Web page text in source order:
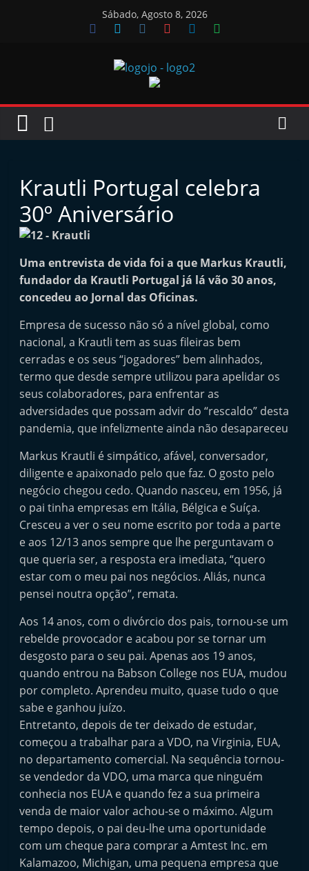
Sábado, Agosto 8, 2026
Jornal
Oficinas
o
n
a
l
i
n
d
e
p
e
n
d
e
n
t
e
d
A
t
e
m
a
r
k
e
t
A
t
o
Krautli Portugal celebra
30º Aniversário
Uma entrevista de vida foi a que Markus Krautli,
fundador da Krautli Portugal já lá vão 30 anos,
concedeu ao Jornal das Oficinas.
Empresa de sucesso não só a nível global, como
nacional, a Krautli tem as suas fileiras bem
cerradas e os seus “jogadores” bem alinhados,
termo que desde sempre utilizou para apelidar os
seus colaboradores, para enfrentar as
adversidades que possam advir do “rescaldo” desta
pandemia, que infelizmente ainda não desapareceu
Markus Krautli é simpático, afável, conversador,
diligente e apaixonado pelo que faz. O gosto pelo
negócio chegou cedo. Quando nasceu, em 1956, já
o pai tinha empresas em Itália, Bélgica e Suíça.
Cresceu a ver o seu nome escrito por toda a parte
e aos 12/13 anos sempre que lhe perguntavam o
que queria ser, a resposta era imediata, “quero
estar com o meu pai nos negócios. Aliás, nunca
pensei noutra opção”, remata.
Aos 14 anos, com o divórcio dos pais, tornou-se um
rebelde provocador e acabou por se tornar um
desgosto para o seu pai. Apenas aos 19 anos,
quando entrou na Babson College nos EUA, mudou
por completo. Aprendeu muito, quase tudo o que
sabe e ganhou juízo.
Entretanto, depois de ter deixado de estudar,
começou a trabalhar para a VDO, na Virginia, EUA,
no departamento comercial. Na sequência tornou-
se vendedor da VDO, uma marca que ninguém
conhecia nos EUA e quando fez a sua primeira
venda de maior valor achou-se o máximo. Algum
tempo depois, o pai deu-lhe uma oportunidade
com um cheque para comprar a Amtest Inc. em
Kalamazoo, Michigan, uma pequena empresa que